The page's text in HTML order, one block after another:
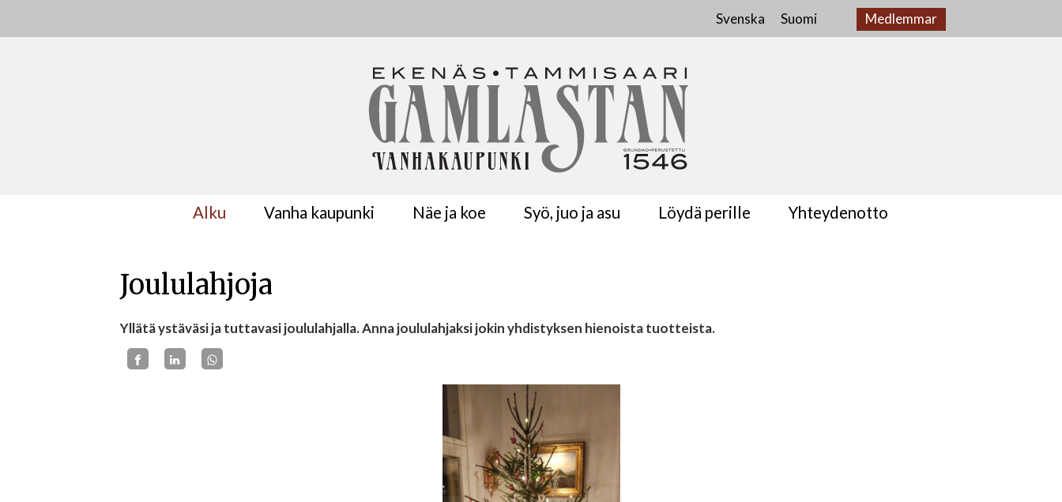
Svenska
Suomi Medlemmar
Alku Vanha kaupunki Näe ja koe Syö, juo ja asu Löydä perille Yhteydenotto
Joululahjoja
Yllätä ystäväsi ja tuttavasi joululahjalla. Anna joululahjaksi jokin yhdistyksen hienoista tuotteista.